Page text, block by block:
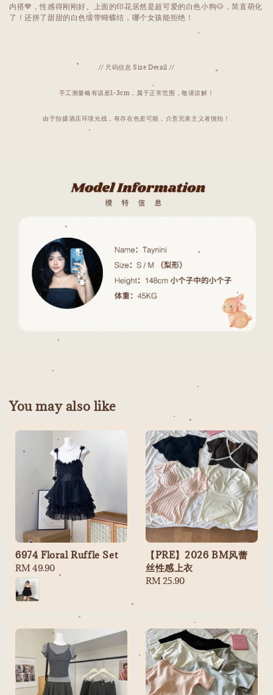
内搭💙，性感得刚刚好。上面的印花居然是超可爱的白色小狗🐶，简直萌化
了！还拼了甜甜的白色缎带蝴蝶结，哪个女孩能拒绝！
// 尺码信息 Size Detail //
手工测量略有误差1-3cm，属于正常范围，敬请谅解！
由于拍摄酒店环境光线，有存在色差可能，介意完美主义者慎拍！
You may also like
6974 Floral Ruffle Set
Regular
price
RM 49.90
【PRE】2026 BM风蕾
丝性感上衣
Regular
RM 25.90